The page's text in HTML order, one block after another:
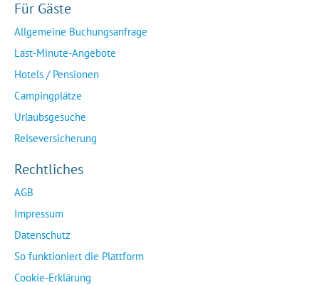
Für Gäste
Allgemeine Buchungsanfrage
Last-Minute-Angebote
Hotels / Pensionen
Campingplätze
Urlaubsgesuche
Reiseversicherung
Rechtliches
AGB
Impressum
Datenschutz
So funktioniert die Plattform
Cookie-Erklärung